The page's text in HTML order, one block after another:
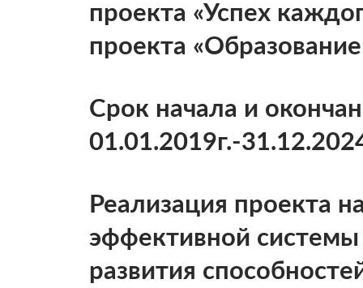
проекта «Успех
проекта
Срок начала и
01.01.2019г.-
Реализация проекта
эффективной
развития